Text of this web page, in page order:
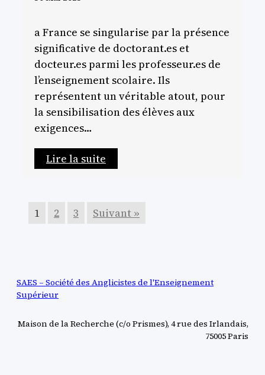
a France se singularise par la présence
significative de doctorant.es et
docteur.es parmi les professeur.es de
l’enseignement scolaire. Ils
représentent un véritable atout, pour
la sensibilisation des élèves aux
exigences…
Lire la suite
1 2 3 Suivant »
SAES – Société des Anglicistes de l'Enseignement
Supérieur
Maison de la Recherche (c/o Prismes), 4 rue des Irlandais,
75005 Paris